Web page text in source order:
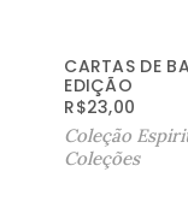
CARTAS DE
EDIÇÃO
R$23,00
Coleção
Coleções